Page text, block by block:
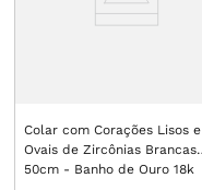
Colar com Corações Lisos e
Ovais de Zircônias Brancas
50cm - Banho de Ouro 18k